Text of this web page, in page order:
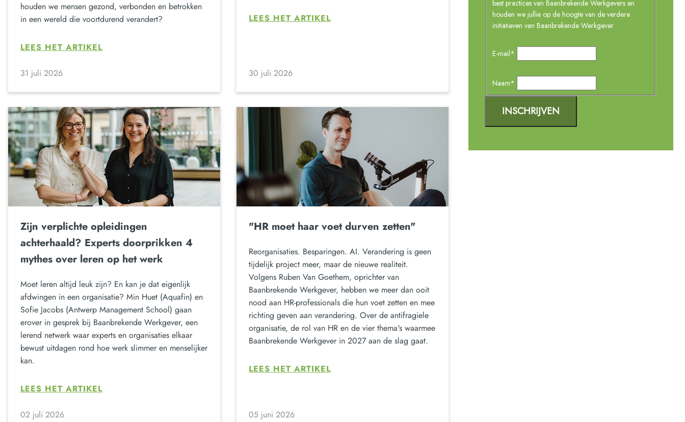
houden we mensen gezond, verbonden en betrokken
in een wereld die voortdurend verandert?
LEES HET ARTIKEL
31 juli 2026
LEES HET ARTIKEL
30 juli 2026
Zijn verplichte opleidingen
achterhaald? Experts doorprikken 4
mythes over leren op het werk
Moet leren altijd leuk zijn? En kan je dat eigenlijk
afdwingen in een organisatie? Min Huet (Aquafin) en
Sofie Jacobs (Antwerp Management School) gaan
erover in gesprek bij Baanbrekende Werkgever, een
lerend netwerk waar experts en organisaties elkaar
bewust uitdagen rond hoe werk slimmer en menselijker
kan.
LEES HET ARTIKEL
02 juli 2026
"HR moet haar voet durven zetten"
Reorganisaties. Besparingen. AI. Verandering is geen
tijdelijk project meer, maar de nieuwe realiteit.
Volgens Ruben Van Goethem, oprichter van
Baanbrekende Werkgever, hebben we meer dan ooit
nood aan HR-professionals die hun voet zetten en mee
richting geven aan verandering. Over de antifragiele
organisatie, de rol van HR en de vier thema's waarmee
Baanbrekende Werkgever in 2027 aan de slag gaat.
LEES HET ARTIKEL
05 juni 2026